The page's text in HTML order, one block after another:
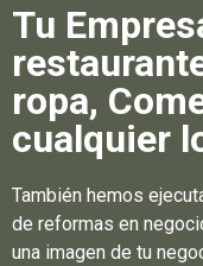
Tu
ropa,
cualquier
También hemos
de reformas en
una imagen de tu